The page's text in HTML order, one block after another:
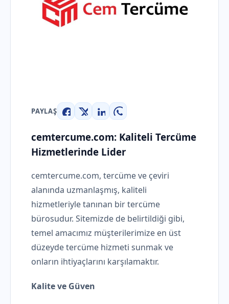
PAYLAŞ
Facebook
X LinkedInWhatsApp
cemtercume.com: Kaliteli Tercüme
Hizmetlerinde Lider
cemtercume.com, tercüme ve çeviri
alanında uzmanlaşmış, kaliteli
hizmetleriyle tanınan bir tercüme
bürosudur. Sitemizde de belirtildiği gibi,
temel amacımız müşterilerimize en üst
düzeyde tercüme hizmeti sunmak ve
onların ihtiyaçlarını karşılamaktır.
Kalite ve Güven